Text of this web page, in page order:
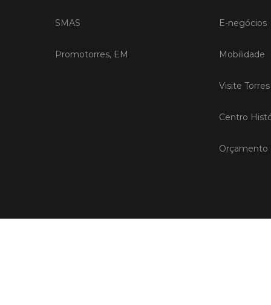
SMAS
Promotorres, EM
E-negócios
Mobilidade
Visite
Centro
Orçamento